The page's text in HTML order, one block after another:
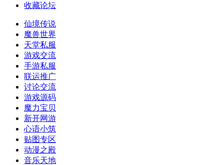
收藏论坛
仙境传说
魔兽世界
天堂私服
游戏交流
手游私服
联运推广
讨论交流
游戏源码
魔力宝贝
新开网游
心语小筑
贴图专区
动漫之殿
音乐天地